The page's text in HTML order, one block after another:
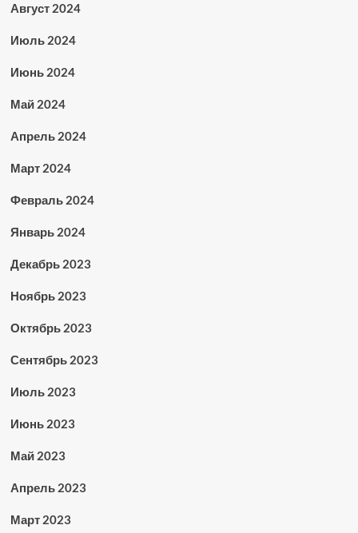
Август 2024
Июль 2024
Июнь 2024
Май 2024
Апрель 2024
Март 2024
Февраль 2024
Январь 2024
Декабрь 2023
Ноябрь 2023
Октябрь 2023
Сентябрь 2023
Июль 2023
Июнь 2023
Май 2023
Апрель 2023
Март 2023